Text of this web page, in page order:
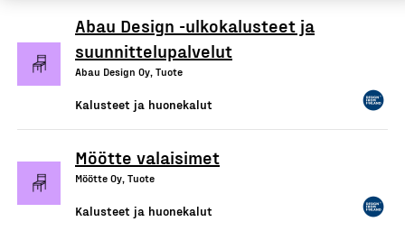
Abau Design -ulkokalusteet ja
suunnittelupalvelut
Abau Design Oy, Tuote
Kalusteet ja huonekalut
Möötte valaisimet
Möötte Oy, Tuote
Kalusteet ja huonekalut